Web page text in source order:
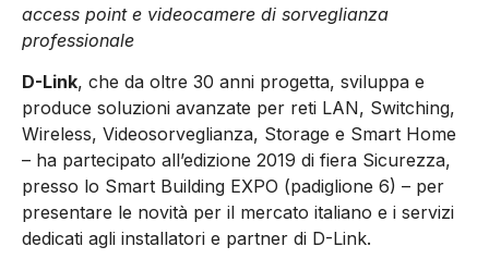
access point e videocamere di sorveglianza
professionale
D-Link, che da oltre 30 anni progetta, sviluppa e
produce soluzioni avanzate per reti LAN, Switching,
Wireless, Videosorveglianza, Storage e Smart Home
– ha partecipato all’edizione 2019 di fiera Sicurezza,
presso lo Smart Building EXPO (padiglione 6) – per
presentare le novità per il mercato italiano e i servizi
dedicati agli installatori e partner di D-Link.